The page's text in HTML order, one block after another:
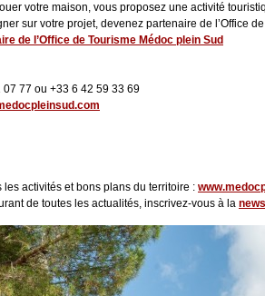
votre maison, vous proposez une activité
sur votre projet, devenez partenaire de l’Office
de l’Office de Tourisme Médoc plein Sud
07 77 ou +33 6 42 59 33 69
les activités et bons plans du territoire :
de toutes les actualités, inscrivez-vous à la